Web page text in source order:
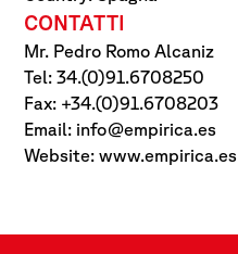
CONTATTI
Mr. Pedro Romo Alcaniz
Tel: 34.(0)91.6708250
Fax: +34.(0)91.6708203
Email: info@empirica.es
Website: www.empirica.es